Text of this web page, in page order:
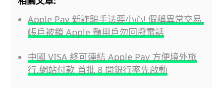
Apple Pay 新詐騙手法要小心! 假稱異常交易,
帳戶被鎖 Apple 籲用戶勿回撥電話
中國 VISA 終可連結 Apple Pay 方便境外旅
行,網站付款 首批 8 間銀行率先啟動